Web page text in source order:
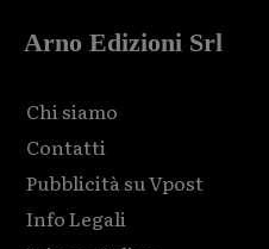
Arno Edizioni Srl
Chi siamo
Contatti
Pubblicità su Vpost
Info Legali